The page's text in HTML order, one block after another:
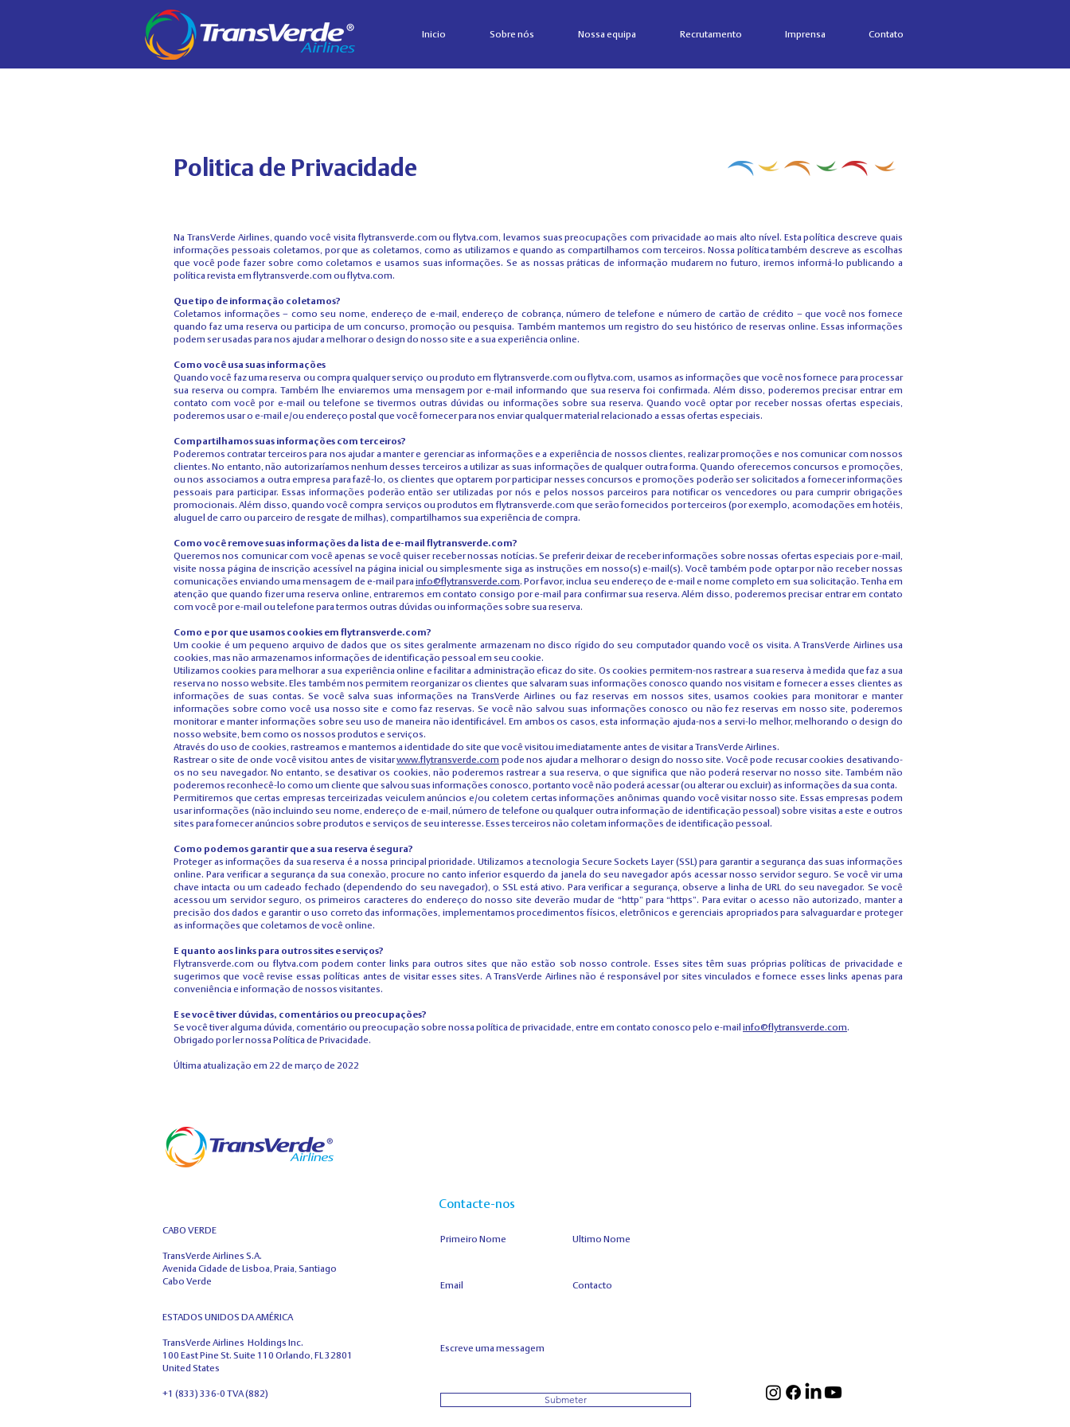
Inicio Sobre nós Nossa equipa Recrutamento Imprensa Contato
Politica de Privacidade
Na TransVerde Airlines, quando você visita flytransverde.com ou flytva.com, levamos suas preocupações com privacidade ao mais alto nível. Esta política descreve quais
informações pessoais coletamos, por que as coletamos, como as utilizamos e quando as compartilhamos com terceiros. Nossa política também descreve as escolhas
que você pode fazer sobre como coletamos e usamos suas informações. Se as nossas práticas de informação mudarem no futuro, iremos informá-lo publicando a
política revista em flytransverde.com ou flytva.com.
Que tipo de informação coletamos?
Coletamos informações – como seu nome, endereço de e-mail, endereço de cobrança, número de telefone e número de cartão de crédito – que você nos fornece
quando faz uma reserva ou participa de um concurso, promoção ou pesquisa. Também mantemos um registro do seu histórico de reservas online. Essas informações
podem ser usadas para nos ajudar a melhorar o design do nosso site e a sua experiência online.
Como você usa suas informações
Quando você faz uma reserva ou compra qualquer serviço ou produto em flytransverde.com ou flytva.com, usamos as informações que você nos fornece para processar
sua reserva ou compra. Também lhe enviaremos uma mensagem por e-mail informando que sua reserva foi confirmada. Além disso, poderemos precisar entrar em
contato com você por e-mail ou telefone se tivermos outras dúvidas ou informações sobre sua reserva. Quando você optar por receber nossas ofertas especiais,
poderemos usar o e-mail e/ou endereço postal que você fornecer para nos enviar qualquer material relacionado a essas ofertas especiais.
Compartilhamos suas informações com terceiros?
Poderemos contratar terceiros para nos ajudar a manter e gerenciar as informações e a experiência de nossos clientes, realizar promoções e nos comunicar com nossos
clientes. No entanto, não autorizaríamos nenhum desses terceiros a utilizar as suas informações de qualquer outra forma. Quando oferecemos concursos e promoções,
ou nos associamos a outra empresa para fazê-lo, os clientes que optarem por participar nesses concursos e promoções poderão ser solicitados a fornecer informações
pessoais para participar. Essas informações poderão então ser utilizadas por nós e pelos nossos parceiros para notificar os vencedores ou para cumprir obrigações
promocionais. Além disso, quando você compra serviços ou produtos em flytransverde.com que serão fornecidos por terceiros (por exemplo, acomodações em hotéis,
aluguel de carro ou parceiro de resgate de milhas), compartilhamos sua experiência de compra.
Como você remove suas informações da lista de e-mail flytransverde.com?
Queremos nos comunicar com você apenas se você quiser receber nossas notícias. Se preferir deixar de receber informações sobre nossas ofertas especiais por e-mail,
visite nossa página de inscrição acessível na página inicial ou simplesmente siga as instruções em nosso(s) e-mail(s). Você também pode optar por não receber nossas
comunicações enviando uma mensagem de e-mail para info@flytransverde.com. Por favor, inclua seu endereço de e-mail e nome completo em sua solicitação. Tenha em
atenção que quando fizer uma reserva online, entraremos em contato consigo por e-mail para confirmar sua reserva. Além disso, poderemos precisar entrar em contato
com você por e-mail ou telefone para termos outras dúvidas ou informações sobre sua reserva.
Como e por que usamos cookies em flytransverde.com?
Um cookie é um pequeno arquivo de dados que os sites geralmente armazenam no disco rígido do seu computador quando você os visita. A TransVerde Airlines usa
cookies, mas não armazenamos informações de identificação pessoal em seu cookie.
Utilizamos cookies para melhorar a sua experiência online e facilitar a administração eficaz do site. Os cookies permitem-nos rastrear a sua reserva à medida que faz a sua
reserva no nosso website. Eles também nos permitem reorganizar os clientes que salvaram suas informações conosco quando nos visitam e fornecer a esses clientes as
informações de suas contas. Se você salva suas informações na TransVerde Airlines ou faz reservas em nossos sites, usamos cookies para monitorar e manter
informações sobre como você usa nosso site e como faz reservas. Se você não salvou suas informações conosco ou não fez reservas em nosso site, poderemos
monitorar e manter informações sobre seu uso de maneira não identificável. Em ambos os casos, esta informação ajuda-nos a servi-lo melhor, melhorando o design do
nosso website, bem como os nossos produtos e serviços.
Através do uso de cookies, rastreamos e mantemos a identidade do site que você visitou imediatamente antes de visitar a TransVerde Airlines.
Rastrear o site de onde você visitou antes de visitarwww.flytransverde.com pode nos ajudar a melhorar o design do nosso site. Você pode recusar cookies desativando-
os no seu navegador. No entanto, se desativar os cookies, não poderemos rastrear a sua reserva, o que significa que não poderá reservar no nosso site. Também não
poderemos reconhecê-lo como um cliente que salvou suas informações conosco, portanto você não poderá acessar (ou alterar ou excluir) as informações da sua conta.
Permitiremos que certas empresas terceirizadas veiculem anúncios e/ou coletem certas informações anônimas quando você visitar nosso site. Essas empresas podem
usar informações (não incluindo seu nome, endereço de e-mail, número de telefone ou qualquer outra informação de identificação pessoal) sobre visitas a este e outros
sites para fornecer anúncios sobre produtos e serviços de seu interesse. Esses terceiros não coletam informações de identificação pessoal.
Como podemos garantir que a sua reserva é segura?
Proteger as informações da sua reserva é a nossa principal prioridade. Utilizamos a tecnologia Secure Sockets Layer (SSL) para garantir a segurança das suas informações
online. Para verificar a segurança da sua conexão, procure no canto inferior esquerdo da janela do seu navegador após acessar nosso servidor seguro. Se você vir uma
chave intacta ou um cadeado fechado (dependendo do seu navegador), o SSL está ativo. Para verificar a segurança, observe a linha de URL do seu navegador. Se você
acessou um servidor seguro, os primeiros caracteres do endereço do nosso site deverão mudar de “http” para “https”. Para evitar o acesso não autorizado, manter a
precisão dos dados e garantir o uso correto das informações, implementamos procedimentos físicos, eletrônicos e gerenciais apropriados para salvaguardar e proteger
as informações que coletamos de você online.
E quanto aos links para outros sites e serviços?
Flytransverde.com ou flytva.com podem conter links para outros sites que não estão sob nosso controle. Esses sites têm suas próprias políticas de privacidade e
sugerimos que você revise essas políticas antes de visitar esses sites. A TransVerde Airlines não é responsável por sites vinculados e fornece esses links apenas para
conveniência e informação de nossos visitantes.
E se você tiver dúvidas, comentários ou preocupações?
Se você tiver alguma dúvida, comentário ou preocupação sobre nossa política de privacidade, entre em contato conosco pelo e-mail info@flytransverde.com.
Obrigado por ler nossa Política de Privacidade.
Última atualização em 22 de março de 2022
CABO VERDE
TransVerde Airlines S.A.
Avenida Cidade de Lisboa, Praia, Santiago
Cabo Verde
ESTADOS UNIDOS DA AMÉRICA
TransVerde Airlines Holdings Inc.
100 East Pine St. Suite 110 Orlando, FL 32801
United States
+1 (833) 336-0 TVA (882)
Contacte-nos
Primeiro Nome Ultimo Nome
Email Contacto
Escreve uma messagem
Submeter